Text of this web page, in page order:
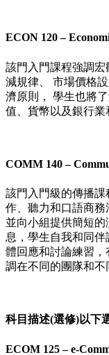
ECON 120 –
該門入門課程強調
減規律、 市場價格
濟原則， 學生也將
值、貨幣以及銀行業
COMM 140 –
該門入門級的傳播
作、聽力和口語商務
並向小組提供簡短
息，學生自我和同
體回應和討論練習
調在不同的團隊和不
科目描述(選修)以下
ECOM 125 – e-